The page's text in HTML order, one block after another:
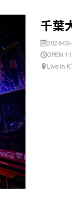
千葉
2024-
OPEN
Live in